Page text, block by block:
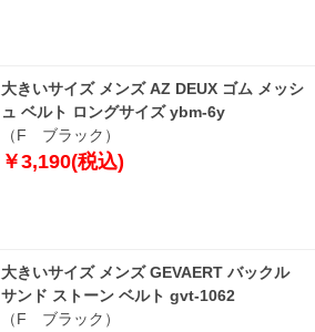
大きいサイズ メンズ AZ DEUX ゴム メッシ
ュ ベルト ロングサイズ ybm-6y
（F ブラック）
￥3,190(税込)
大きいサイズ メンズ GEVAERT バックル
サンド ストーン ベルト gvt-1062
（F ブラック）